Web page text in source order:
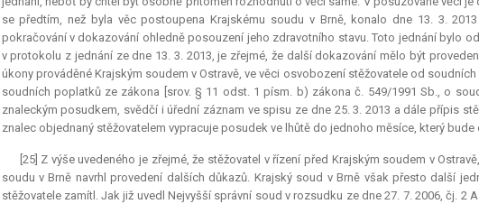
se předtím, než byla věc postoupena Krajskému soudu v Brně, konalo dne 13. 3.
pokračování v dokazování ohledně posouzení jeho zdravotního stavu. Toto jednání bylo
v protokolu z jednání ze dne 13. 3. 2013, je zřejmé, že další dokazování mělo být
úkony prováděné Krajským soudem v Ostravě, ve věci osvobození stěžovatele od
soudních poplatků ze zákona [srov. § 11 odst. 1 písm. b) zákona č. 549/1991 Sb., o
znaleckým posudkem, svědčí i úřední záznam ve spisu ze dne 25. 3. 2013 a dále přípis
znalec objednaný stěžovatelem vypracuje posudek ve lhůtě do jednoho měsíce, který
[25] Z výše uvedeného je zřejmé, že stěžovatel v řízení před Krajským soudem v
soudu v Brně navrhl provedení dalších důkazů. Krajský soud v Brně však přesto další
stěžovatele zamítl. Jak již uvedl Nejvyšší správní soud v rozsudku ze dne 27. 7. 2006, čj. 2